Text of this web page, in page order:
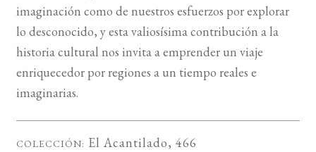
imaginación como de nuestros esfuerzos por explorar
lo desconocido, y esta valiosísima contribución a la
historia cultural nos invita a emprender un viaje
enriquecedor por regiones a un tiempo reales e
imaginarias.
COLECCIÓN: El Acantilado, 466